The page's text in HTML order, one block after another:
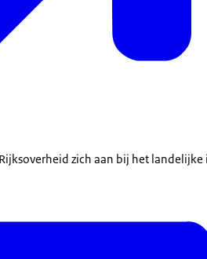
zich aan bij het